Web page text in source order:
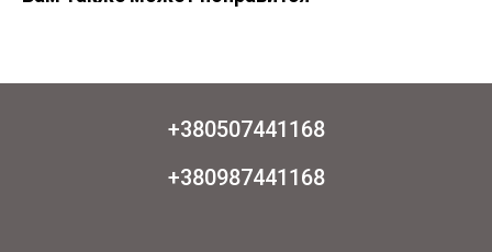
+380507441168
+380987441168